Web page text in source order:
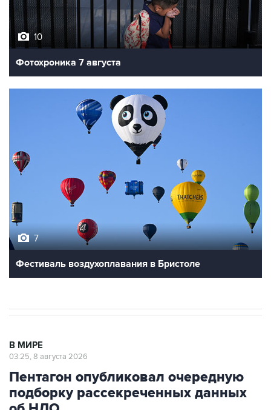
10
Фотохроника 7 августа
Фестиваль воздухоплавания в Бристоле
Пентагон опубликовал очередную
подборку рассекреченных данных
об НЛО